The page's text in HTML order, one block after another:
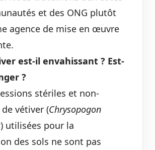
et des ONG plutôt
agence de mise en œuvre
est-il envahissant ? Est-
?
stériles et non-
vétiver (Chrysopogon
) utilisées pour la
des sols ne sont pas